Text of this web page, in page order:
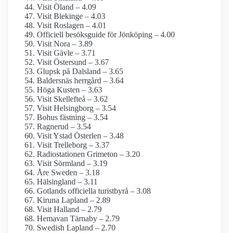
Visit Öland – 4.09
Visit Blekinge – 4.03
Visit Roslagen – 4.01
Officiell besöksguide för Jönköping – 4.00
Visit Nora – 3.89
Visit Gävle – 3.71
Visit Östersund – 3.67
Glupsk på Dalsland – 3.65
Baldersnäs herrgård – 3.64
Höga Kusten – 3.63
Visit Skellefteå – 3.62
Visit Helsingborg – 3.54
Bohus fästning – 3.54
Ragnerud – 3.54
Visit Ystad Österlen – 3.48
Visit Trelleborg – 3.37
Radiostationen Grimeton – 3.20
Visit Sörmland – 3.19
Åre Sweden – 3.18
Hälsingland – 3.11
Gotlands officiella turistbyrå – 3.08
Kiruna Lapland – 2.89
Visit Halland – 2.79
Hemavan Tärnaby – 2.79
Swedish Lapland – 2.70